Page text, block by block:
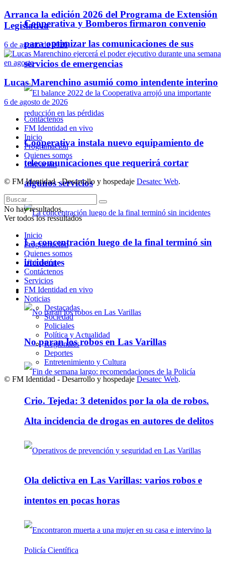
Cooperativa y Bomberos firmaron convenio
para optimizar las comunicaciones de sus
servicios de emergencias
Cooperativa instala nuevo equipamiento de
telecomunicaciones que requerirá cortar
algunos servicios
La concentración luego de la final terminó sin
incidentes
Policiales
No paran los robos en Las Varillas
Crio. Tejeda: 3 detenidos por la ola de robos.
Alta incidencia de drogas en autores de delitos
Ola delictiva en Las Varillas: varios robos e
intentos en pocas horas
Arranca la edición 2026 del Programa de Extensión
Legislativa
6 de agosto de 2026
Lucas Marenchino asumió como intendente interino
6 de agosto de 2026
Contáctenos
FM Identidad en vivo
Inicio
Programación
Quienes somos
Ubicación
© FM Identidad - Desarrollo y hospedaje Desatec Web.
No hay resultados.
Ver todos los ressultados
Inicio
Programación
Quienes somos
Ubicación
Contáctenos
Servicios
FM Identidad en vivo
Noticias
Destacadas
Sociedad
Policiales
Política y Actualidad
Regionales
Deportes
Entretenimiento y Cultura
© FM Identidad - Desarrollo y hospedaje Desatec Web.